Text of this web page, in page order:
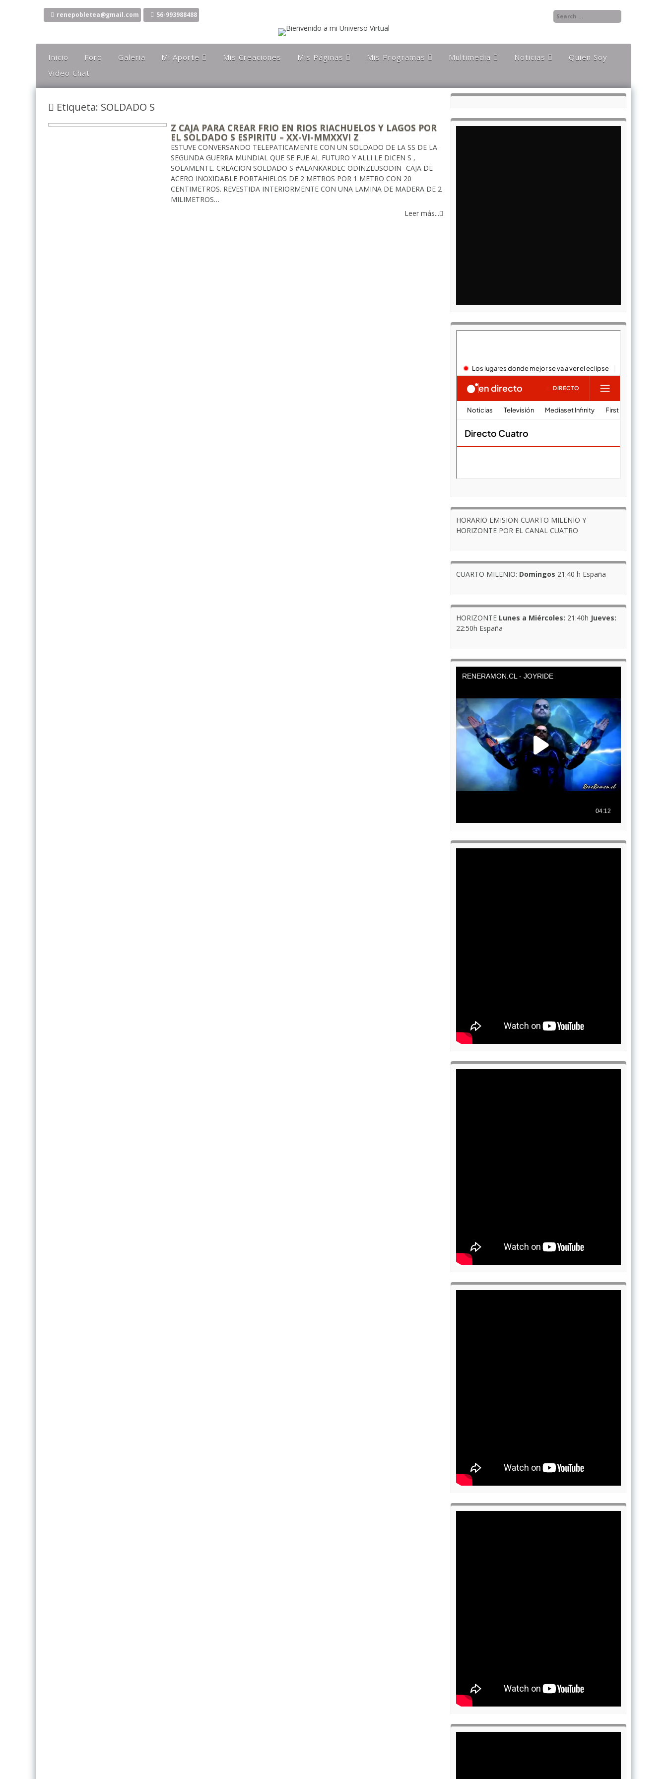
renepobletea@gmail.com 56-993988488
Inicio Foro Galeria Mi Aporte
Comentarios
El Canto De La Lira
Ideas
Mis Karaokes
Opiniones
Mis Creaciones Mis Páginas
Chileno
Orgulloso de ser
Magallanico
Patagonia Rebelde
Propiedades Poblete
Mis Programas
Charla Austral
Multimedia
Documentos
Videos
Noticias
Noticias
Noticias Nacionales
Quien Soy
Video Chat
Etiqueta: SOLDADO S
Z CAJA PARA CREAR FRIO EN RIOS RIACHUELOS Y LAGOS POR
EL SOLDADO S ESPIRITU – XX-VI-MMXXVI Z
ESTUVE CONVERSANDO TELEPATICAMENTE CON UN SOLDADO DE LA SS DE LA
SEGUNDA GUERRA MUNDIAL QUE SE FUE AL FUTURO Y ALLI LE DICEN S ,
SOLAMENTE. CREACION SOLDADO S #ALANKARDEC ODINZEUSODIN -CAJA DE
ACERO INOXIDABLE PORTAHIELOS DE 2 METROS POR 1 METRO CON 20
CENTIMETROS. REVESTIDA INTERIORMENTE CON UNA LAMINA DE MADERA DE 2
MILIMETROS…
Leer más...
HORARIO EMISION CUARTO MILENIO Y
HORIZONTE POR EL CANAL CUATRO
CUARTO MILENIO: Domingos 21:40 h España
HORIZONTE Lunes a Miércoles: 21:40h Jueves:
22:50h España